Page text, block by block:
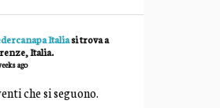
Italiasi trova a
Italia.
ago
che si seguono.